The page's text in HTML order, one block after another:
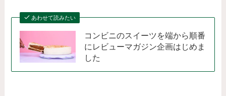
あわせて読みたい
コンビニのスイーツを端から順番
にレビューマガジン企画はじめま
した